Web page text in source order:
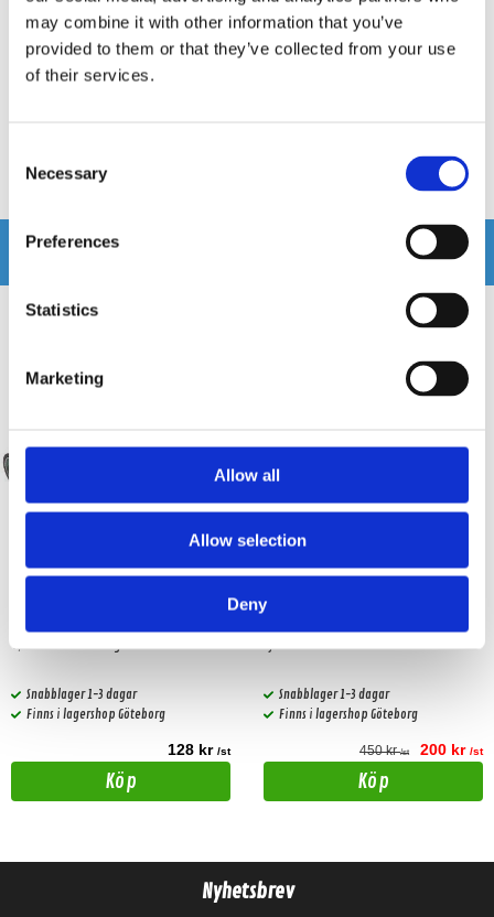
may combine it with other information that you’ve
provided to them or that they’ve collected from your use
of their services.
Selection
Necessary
Preferences
Statistics
Marketing
Allow all
Allow selection
Deny
2-vägs 6,5" Bookshelf-högtalare
Snabblager 1-3 dagar
4-tums 2-VÄGS BOKHYLLA HÖGTALARE -
LA14-Svart Pris/par.
Andra köpte även
4,5 m antennförlängare
Snabblager 1-3 dagar
Finns i lagershop Göteborg
128 kr /st
Köp
Fjärrkontroll
Snabblager 1-3 dagar
Finns i lagershop Göteborg
450 kr/st 200 kr /st
Köp
Nyhetsbrev